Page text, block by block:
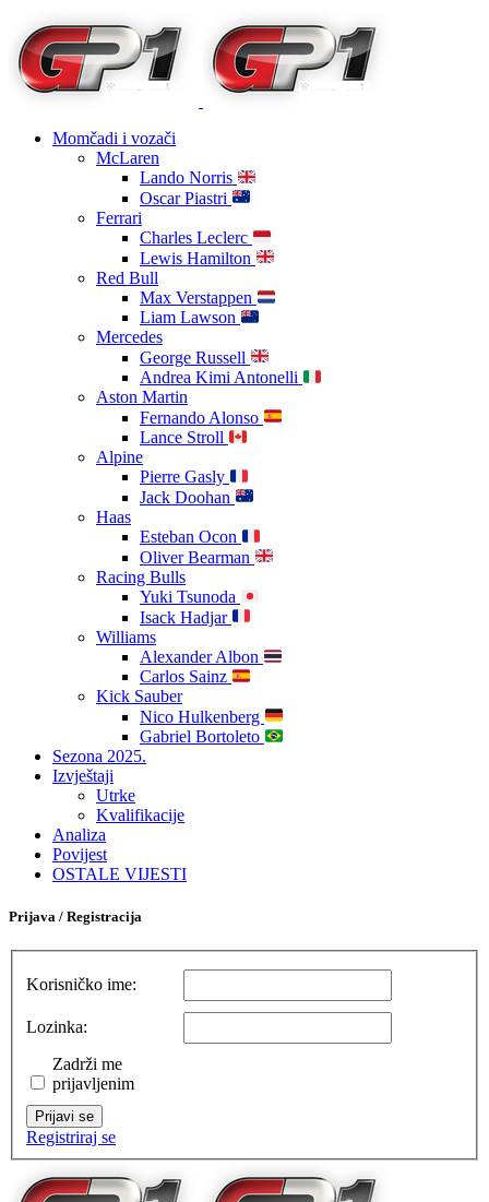
Momčadi i vozači
McLaren
Lando Norris
Oscar Piastri
Ferrari
Charles Leclerc
Lewis Hamilton
Red Bull
Max Verstappen
Liam Lawson
Mercedes
George Russell
Andrea Kimi Antonelli
Aston Martin
Fernando Alonso
Lance Stroll
Alpine
Pierre Gasly
Jack Doohan
Haas
Esteban Ocon
Oliver Bearman
Racing Bulls
Yuki Tsunoda
Isack Hadjar
Williams
Alexander Albon
Carlos Sainz
Kick Sauber
Nico Hulkenberg
Gabriel Bortoleto
Sezona 2025.
Izvještaji
Utrke
Kvalifikacije
Analiza
Povijest
OSTALE VIJESTI
Prijava / Registracija
Korisničko ime:
Lozinka:
Zadrži me
prijavljenim
Prijavi se
Registriraj se